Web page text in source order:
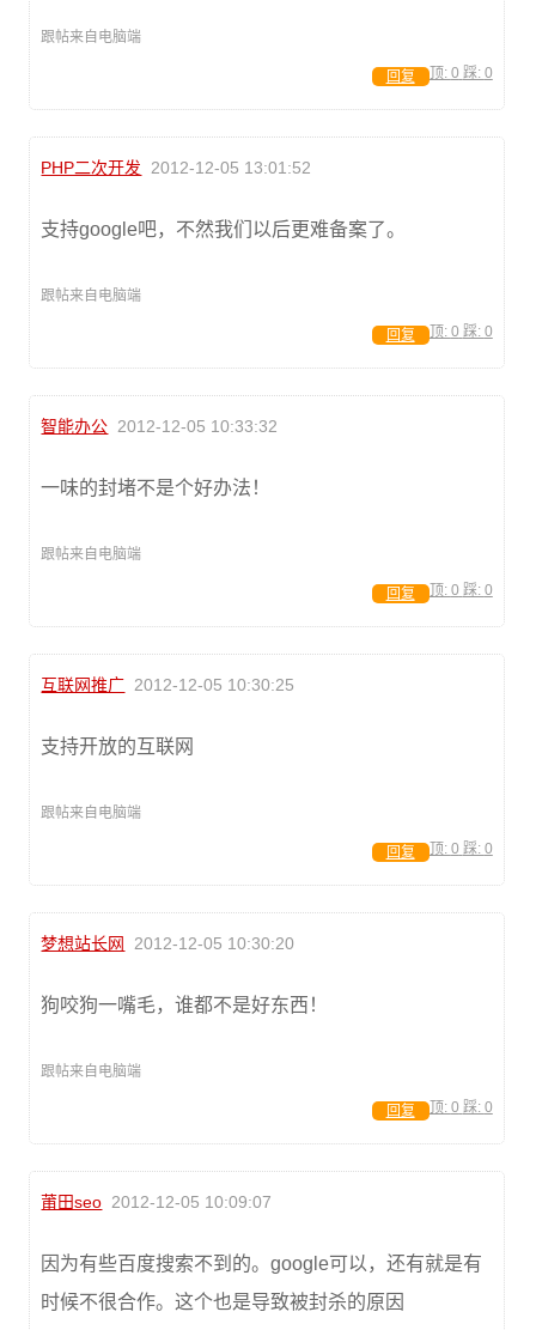
跟帖来自电脑端
顶: 0 踩: 0
回复
PHP二次开发 2012-12-05 13:01:52
支持google吧，不然我们以后更难备案了。
跟帖来自电脑端
顶: 0 踩: 0
回复
智能办公 2012-12-05 10:33:32
一味的封堵不是个好办法！
跟帖来自电脑端
顶: 0 踩: 0
回复
互联网推广 2012-12-05 10:30:25
支持开放的互联网
跟帖来自电脑端
顶: 0 踩: 0
回复
梦想站长网 2012-12-05 10:30:20
狗咬狗一嘴毛，谁都不是好东西！
跟帖来自电脑端
顶: 0 踩: 0
回复
莆田seo 2012-12-05 10:09:07
因为有些百度搜索不到的。google可以，还有就是有
时候不很合作。这个也是导致被封杀的原因